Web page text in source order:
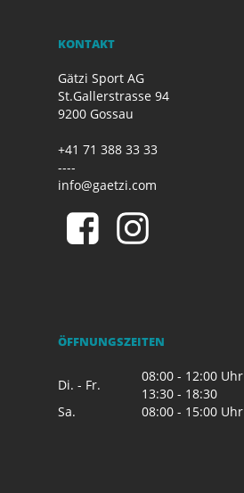
KONTAKT
Gätzi Sport AG
St.Gallerstrasse 94
9200 Gossau
+41 71 388 33 33
----
info@gaetzi.com
ÖFFNUNGSZEITEN
Di. - Fr.
08:00 - 12:00 Uhr
13:30 - 18:30
Sa.
08:00 - 15:00 Uhr